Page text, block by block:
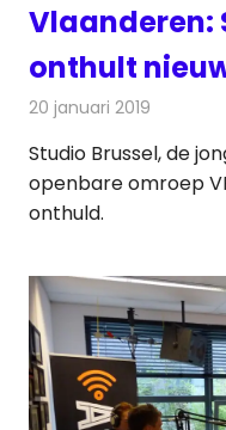
Vlaanderen:
onthult
20 januari 2019
Studio Brussel, de
openbare omroep
onthuld.